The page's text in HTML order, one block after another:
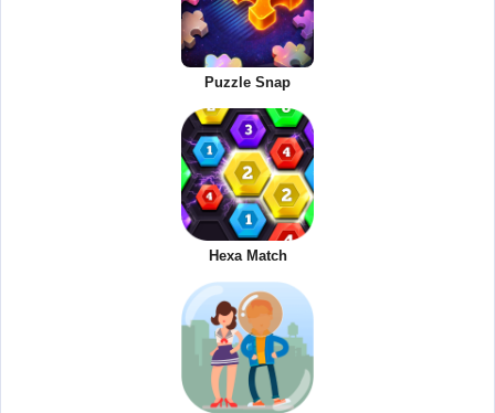
Puzzle Snap
Hexa Match